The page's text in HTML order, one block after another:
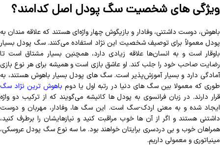
ویژگی های شخصیت سگ پودل اصل کدامند؟
باهوش، دوست داشتنی، وفادار و بازیگوش چهار واژه‌ای هستند که علاقه مندان به
پودل معمولاً برای توصیف شخصیت این نژاد استفاده می‌کنند. سگ پودل بسیار
باوقار است و به انسان‌ها علاقه زیادی دارد، همچنین بسیار مشتاق است تا
رضایت صاحب خود را جلب کند. او عاشق بازی است و همیشه برای هر نوع بازی
آمادگی دارد و بسیار آموزش‌پذیر است. سگ های پودل بسیار باهوش هستند، به
طوری که معمولا بین سگ های دنیا در رتبه اول یا دوم باهوش ترین نژاد سگ
قرار دارند. در زبان فرانسوی به پودل ها کانیشه می‌گویند که از ترکیب دو واژه
ایجاد شده و به معنی اردک-سگ است. این سگ ها، وفادار، مهربان و دوست
داشتنی هستند و اگر از آن ها خوب مراقبت کنید و نیازهایشان را برطرف کنید،
همراهان خوب و بی دردسری برایتانخواهند بود. ما سه نوع سگ پودل عروسکی،
مینیاتوری و معمولی داریم.